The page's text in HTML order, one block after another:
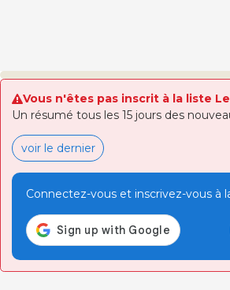
Vous n'êtes pas inscrit à la liste
Un résumé tous les 15 jours des
voir le dernier
Connectez-vous et inscrivez-vous à